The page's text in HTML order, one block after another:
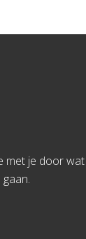
met je door